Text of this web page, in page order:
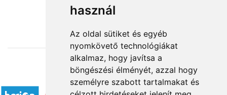
használ
Az oldal sütiket és egyéb
nyomkövető technológiákat
alkalmaz, hogy javítsa a
böngészési élményét, azzal hogy
személyre szabott tartalmakat és
from HUF12,640
Accepted payment methods